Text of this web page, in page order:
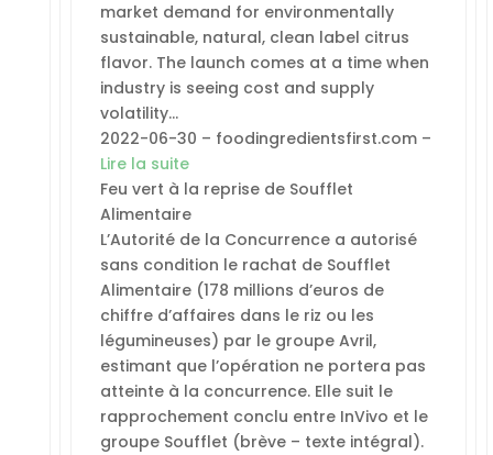
market demand for environmentally
sustainable, natural, clean label citrus
flavor. The launch comes at a time when
industry is seeing cost and supply
volatility…
2022-06-30 – foodingredientsfirst.com –
Lire la suite
Feu vert à la reprise de Soufflet
Alimentaire
L’Autorité de la Concurrence a autorisé
sans condition le rachat de Soufflet
Alimentaire (178 millions d’euros de
chiffre d’affaires dans le riz ou les
légumineuses) par le groupe Avril,
estimant que l’opération ne portera pas
atteinte à la concurrence. Elle suit le
rapprochement conclu entre InVivo et le
groupe Soufflet (brève – texte intégral).